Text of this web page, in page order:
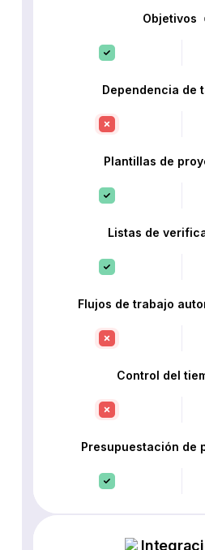
Objetivos
Dependencia de
Plantillas de
Listas de
Flujos de trabajo
Control del
Presupuestación de